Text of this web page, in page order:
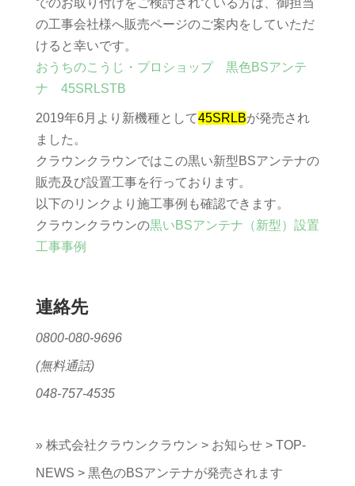
でのお取り付けをご検討されている方は、御担当
の工事会社様へ販売ページのご案内をしていただ
けると幸いです。
おうちのこうじ・プロショップ 黒色BSアンテ
ナ 45SRLSTB
2019年6月より新機種として45SRLBが発売され
ました。
クラウンクラウンではこの黒い新型BSアンテナの
販売及び設置工事を行っております。
以下のリンクより施工事例も確認できます。
クラウンクラウンの黒いBSアンテナ（新型）設置
工事事例
連絡先
0800-080-9696
(無料通話)
048-757-4535
» 株式会社クラウンクラウン > お知らせ> TOP-
NEWS > 黒色のBSアンテナが発売されます